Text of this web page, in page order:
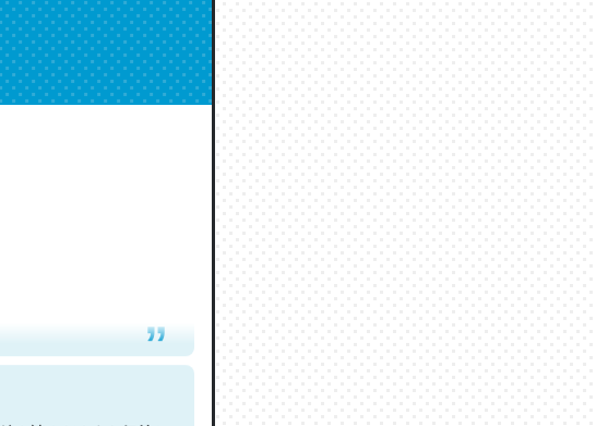
しでも読める人は原文
hit. Shit.
を読んだような気持ち